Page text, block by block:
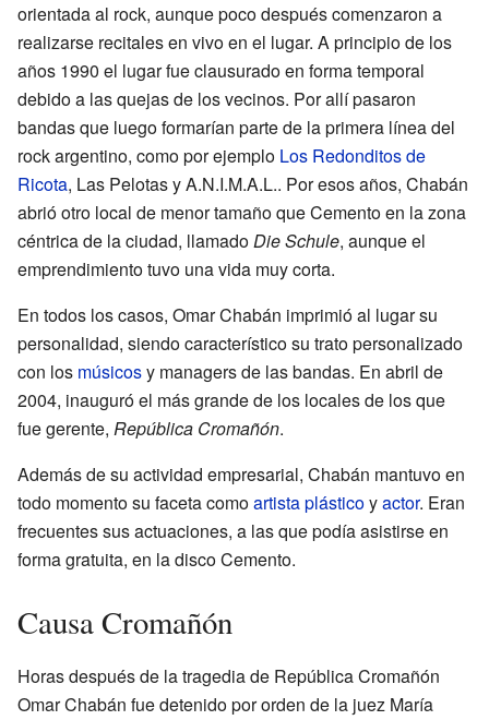
orientada al rock, aunque poco después comenzaron a
realizarse recitales en vivo en el lugar. A principio de los
años 1990 el lugar fue clausurado en forma temporal
debido a las quejas de los vecinos. Por allí pasaron
bandas que luego formarían parte de la primera línea del
rock argentino, como por ejemplo Los Redonditos de
Ricota, Las Pelotas y A.N.I.M.A.L.. Por esos años, Chabán
abrió otro local de menor tamaño que Cemento en la zona
céntrica de la ciudad, llamadoDie Schule, aunque el
emprendimiento tuvo una vida muy corta.
En todos los casos, Omar Chabán imprimió al lugar su
personalidad, siendo característico su trato personalizado
con los músicosy managers de las bandas. En abril de
2004, inauguró el más grande de los locales de los que
fue gerente, República Cromañón.
Además de su actividad empresarial, Chabán mantuvo en
todo momento su faceta comoartista plásticoyactor. Eran
frecuentes sus actuaciones, a las que podía asistirse en
forma gratuita, en la disco Cemento.
Causa Cromañón
Horas después de la tragedia de República Cromañón
Omar Chabán fue detenido por orden de la juez María